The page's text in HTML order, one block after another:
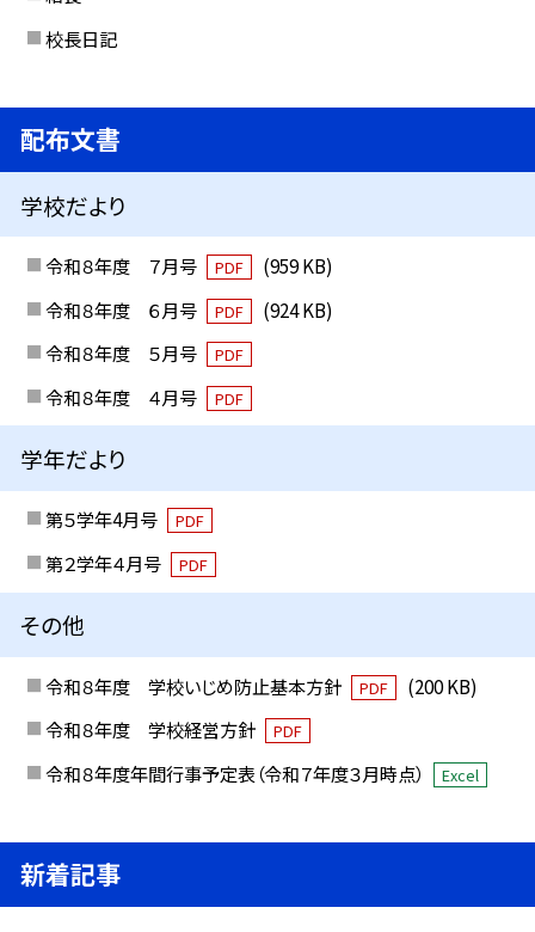
校長日記
配布文書
学校だより
令和８年度 ７月号 PDF
(959 KB)
令和８年度 ６月号
PDF
(924 KB)
令和８年度 ５月号
PDF
令和８年度 ４月号 PDF
学年だより
第５学年4月号 PDF
第２学年４月号 PDF
その他
令和８年度 学校いじめ防止基本方針 PDF
(200 KB)
令和８年度 学校経営方針
PDF
令和８年度年間行事予定表（令和７年度３月時点） Excel
新着記事